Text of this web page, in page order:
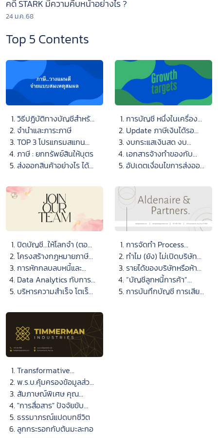
คดี STARK มีความคืบหน้าอย่างไร ?
24 ม.ค. 68
Top 5 Contents
วิธีปฏิบัติทางบัญชีสำหรับ
การถือครองสินทรัพย์
ดิจิทัล
จำนำและภาระภาษี
TOP 3 โปรแกรมสแกน
ไวรัสควรมีติดเครื่อง
ภาษี : ยกทรัพย์สินให้บุตร
ส่งออกสินค้าอย่างไร ได้
เพิ่ม
การบัญชี หนึ่งในเครื่อง
มือบริหารธุรกิจ
Update ภาษีเงินได้รอ
การตัดบัญชี : สัญญาเช่า
และหนี้สินที่เกิดขึ้นจาก
การรื้อถอน การบูรณะ
คล้ายคลึงกัน
งบกระแสเงินสด งบ
สำคัญทำไม่ยาก
เอกสารจ้างทำของกับ
อากรแสตมป์
อัปเดตเงื่อนไขการส่งออก
ปิดบัญชี...ให้โลกจำ (ตอน
ที่ 1)
โครงสร้างกฎหมายภาษี
เงินได้นิติบุคคล (ตอนที่
3)
การหักกลบลบหนี้และ
ภาระภาษี
Data Analytics กับการ
บริหารและวิเคราะห์ข้อมูล
บริหารความสำเร็จ โตเร็ว
การจัดทำ Process
Mapping for
Accounting เพื่อการ
ควบคุมงานบัญชี
ทำไม (ยัง) ไม่เปิดบริษัท
ของตัวเอง ?
รายได้ของบริษัทหรือห้าง
หุ้นส่วนนิติบุคคล
“บัญชีลูกหนี้การค้า”
รายการบัญชีที่สำคัญ นัก
การบันทึกบัญชี การเสีย
Transformative
Accounting เปลี่ยนโฉม
การทำงานบัญชีด้วย
เทคโนโลยียุคดิจิทัล
พ.ร.บ.คุ้มครองข้อมูลส่วน
บุคคล กับ “งานบัญชี” ที่
ผู้ประกอบการต้องรู้
สัมภาษณ์พิเศษ คุณ
ทศพล ทังสุบุตร อธิบดี
กรมพัฒนาธุรกิจการค้า
“Powered by DBD เสริม
"การสื่อสาร" ปัจจัยขับ
เคลื่อนให้เกิดวัฒนธรรม
Feedback และ
ธรรมาภรณ์แปดบทชีวิต
ลูกกระรอกกับต้นมะละกอ